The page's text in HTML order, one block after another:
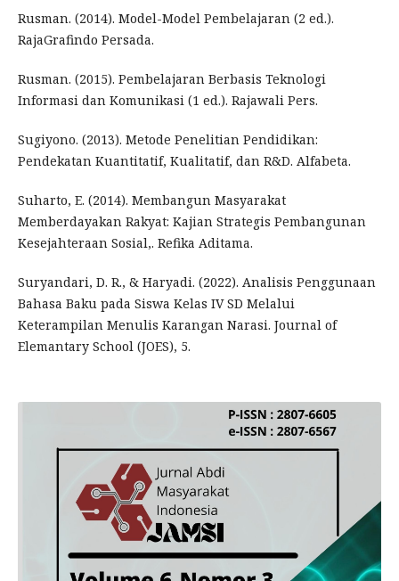
Rusman. (2014). Model-Model Pembelajaran (2 ed.).
RajaGrafindo Persada.
Rusman. (2015). Pembelajaran Berbasis Teknologi
Informasi dan Komunikasi (1 ed.). Rajawali Pers.
Sugiyono. (2013). Metode Penelitian Pendidikan:
Pendekatan Kuantitatif, Kualitatif, dan R&D. Alfabeta.
Suharto, E. (2014). Membangun Masyarakat
Memberdayakan Rakyat: Kajian Strategis Pembangunan
Kesejahteraan Sosial,. Refika Aditama.
Suryandari, D. R., & Haryadi. (2022). Analisis Penggunaan
Bahasa Baku pada Siswa Kelas IV SD Melalui
Keterampilan Menulis Karangan Narasi. Journal of
Elemantary School (JOES), 5.